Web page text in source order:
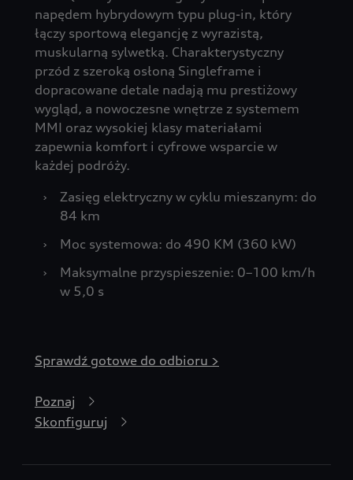
napędem hybrydowym typu plug-in, który
łączy sportową elegancję z wyrazistą,
muskularną sylwetką. Charakterystyczny
przód z szeroką osłoną Singleframe i
dopracowane detale nadają mu prestiżowy
wygląd, a nowoczesne wnętrze z systemem
MMI oraz wysokiej klasy materiałami
zapewnia komfort i cyfrowe wsparcie w
każdej podróży.
›
Zasięg elektryczny w cyklu mieszanym: do
84 km
›
Moc systemowa: do 490 KM (360 kW)
›
Maksymalne przyspieszenie: 0–100 km/h
w 5,0 s
Sprawdź gotowe do odbioru >
Poznaj
Skonfiguruj